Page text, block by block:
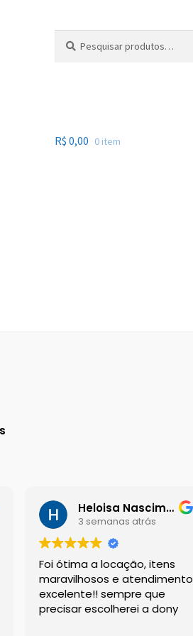
por:
R$ 0,00 0 item
Heloisa Nascimento
3 semanas atrás
Foi ótima a locação, itens
maravilhosos e atendimento
excelente!! sempre que
precisar escolherei a dony